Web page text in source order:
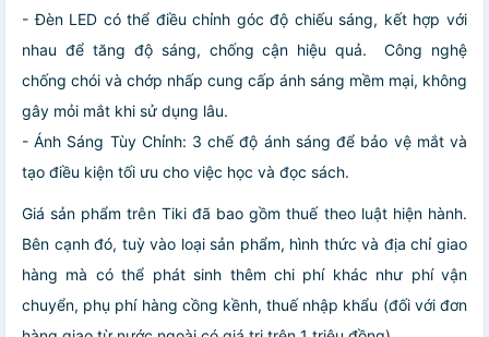
- Đèn LED có thể điều chỉnh góc độ chiếu sáng, kết hợp với
nhau để tăng độ sáng, chống cận hiệu quả. Công nghệ
chống chói và chớp nhấp cung cấp ánh sáng mềm mại, không
gây mỏi mắt khi sử dụng lâu.
- Ánh Sáng Tùy Chỉnh: 3 chế độ ánh sáng để bảo vệ mắt và
tạo điều kiện tối ưu cho việc học và đọc sách.
Giá sản phẩm trên Tiki đã bao gồm thuế theo luật hiện hành.
Bên cạnh đó, tuỳ vào loại sản phẩm, hình thức và địa chỉ giao
hàng mà có thể phát sinh thêm chi phí khác như phí vận
chuyển, phụ phí hàng cồng kềnh, thuế nhập khẩu (đối với đơn